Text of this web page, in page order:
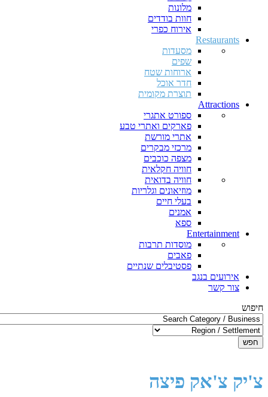
מלונות
חוות בודדים
אירוח כפרי
Restaurants
מסעדות
שפים
ארוחות שטח
חדר אוכל
תוצרת מקומית
Attractions
ספורט אתגרי
פארקים ואתרי טבע
אתרי מורשת
מרכזי מבקרים
מצפה כוכבים
חוויה חקלאית
חוויה בדואית
מוזיאונים וגלריות
בעלי חיים
אמנים
ספא
Entertainment
מוסדות תרבות
פאבים
פסטיבלים שנתיים
אירועים בנגב
צור קשר
חיפוש
חפש
צ'יק צ'אק פיצה